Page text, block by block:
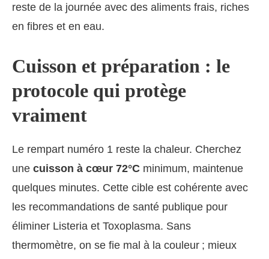
reste de la journée avec des aliments frais, riches
en fibres et en eau.
Cuisson et préparation : le
protocole qui protège
vraiment
Le rempart numéro 1 reste la chaleur. Cherchez
une cuisson à cœur 72°C minimum, maintenue
quelques minutes. Cette cible est cohérente avec
les recommandations de santé publique pour
éliminer Listeria et Toxoplasma. Sans
thermomètre, on se fie mal à la couleur ; mieux